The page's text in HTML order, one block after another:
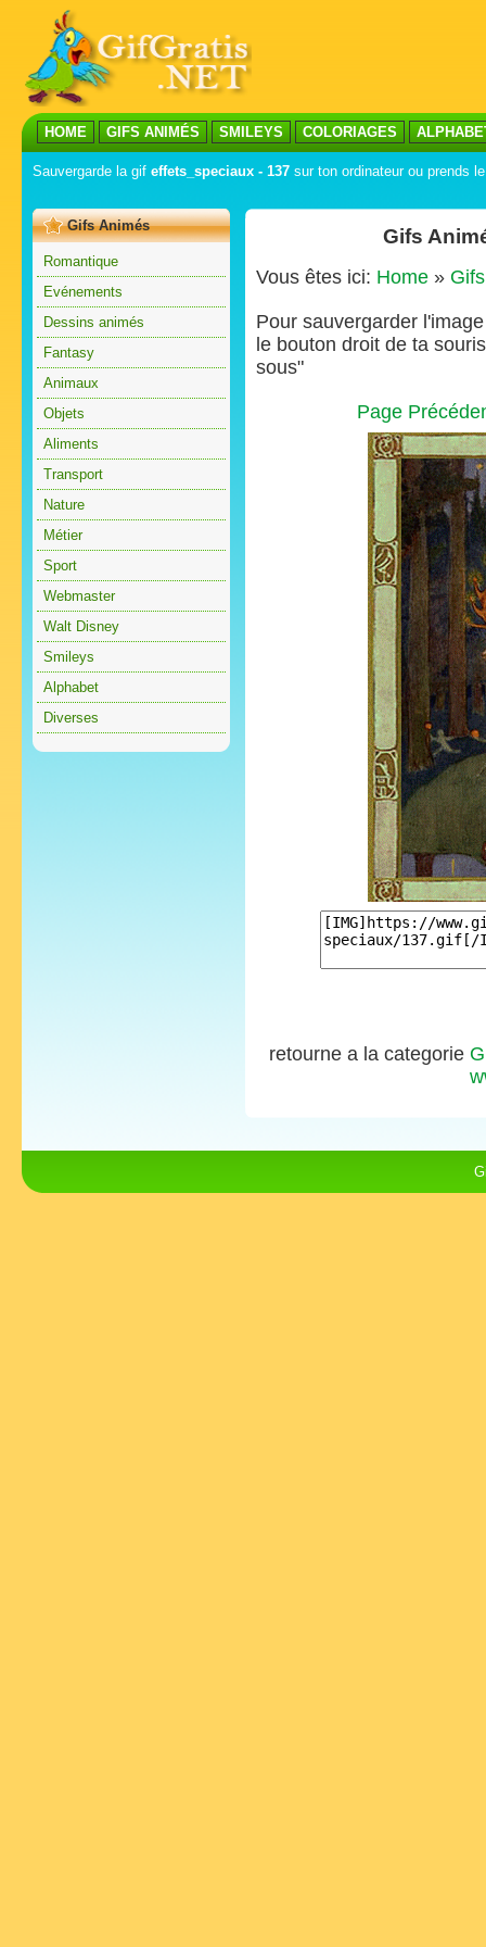
HOME GIFS ANIMÉS SMILEYS COLORIAGES
Sauvergarde la gif effets_speciaux - 137 sur ton ordinateur ou prends
Gifs Animés
Romantique
Evénements
Dessins animés
Fantasy
Animaux
Objets
Aliments
Transport
Nature
Métier
Sport
Webmaster
Walt Disney
Smileys
Alphabet
Diverses
Gifs
Vous êtes ici: Home »
Pour sauvergarder
le bouton droit de ta
sous"
Page
retourne a la categorie